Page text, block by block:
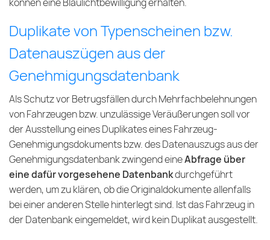
können eine Blaulichtbewilligung erhalten.
Duplikate von Typenscheinen bzw.
Datenauszügen aus der
Genehmigungsdatenbank
Als Schutz vor Betrugsfällen durch Mehrfachbelehnungen
von Fahrzeugen bzw. unzulässige Veräußerungen soll vor
der Ausstellung eines Duplikates eines Fahrzeug-
Genehmigungsdokuments bzw. des Datenauszugs aus der
Genehmigungsdatenbank zwingend eineAbfrage über
eine dafür vorgesehene Datenbankdurchgeführt
werden, um zu klären, ob die Originaldokumente allenfalls
bei einer anderen Stelle hinterlegt sind. Ist das Fahrzeug in
der Datenbank eingemeldet, wird kein Duplikat ausgestellt.